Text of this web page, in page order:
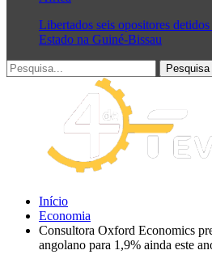
Libertados seis opositores
Estado na Guiné-Bissau
Início
Economia
Consultora Oxford Economics
angolano para 1,9% ainda este